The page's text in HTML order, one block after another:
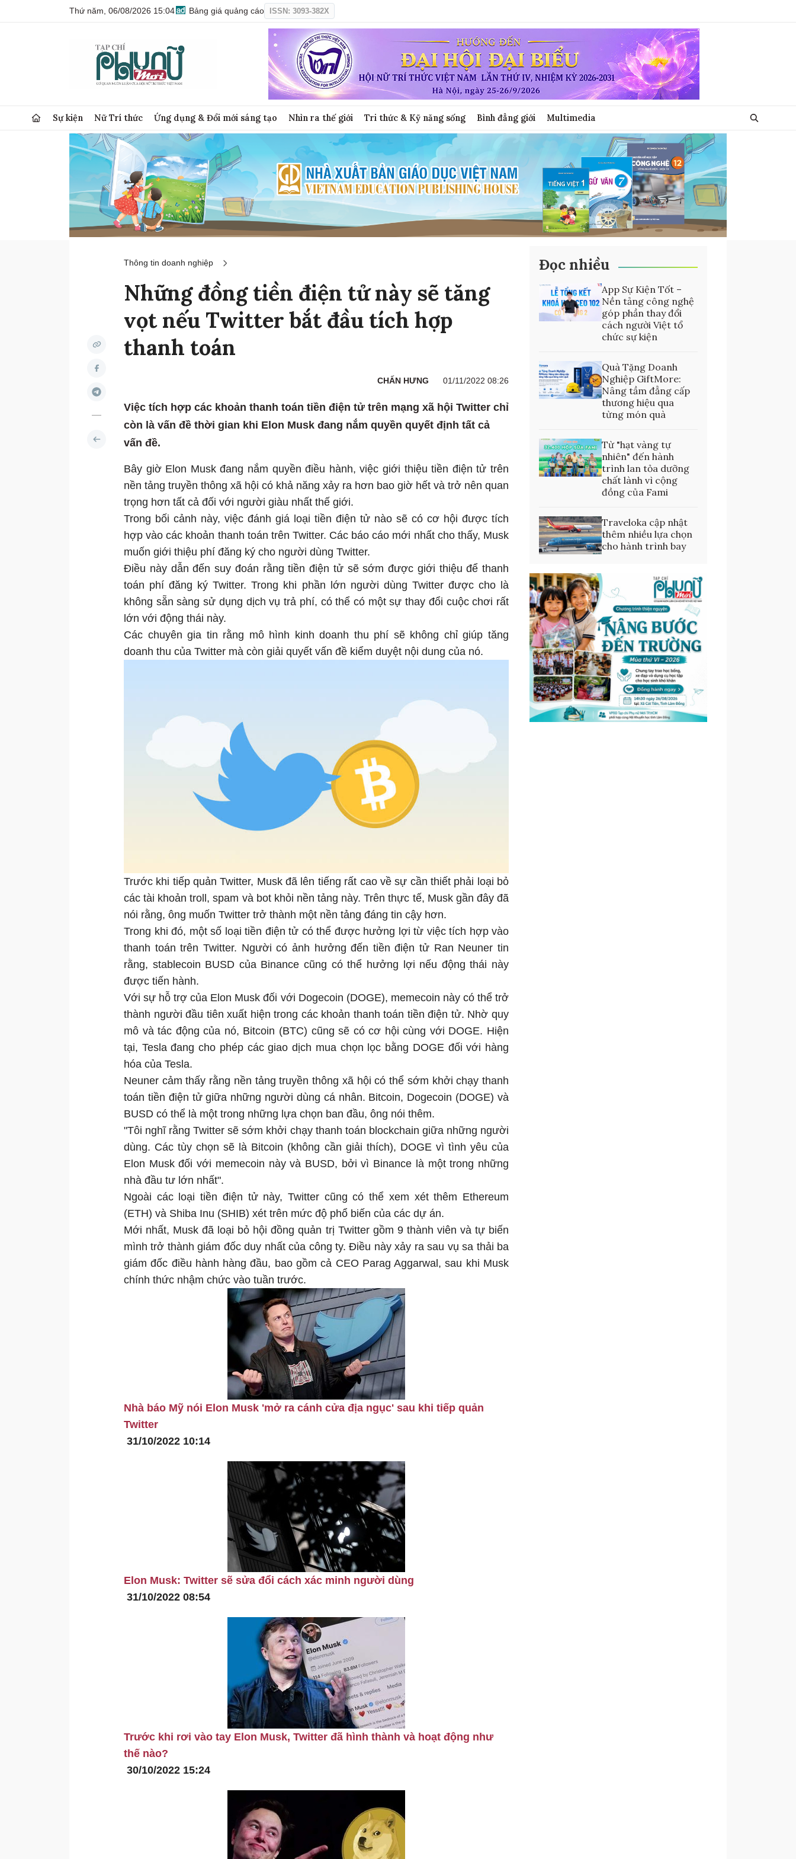
Thứ năm, 06/08/2026 15:04 Bảng giá quảng cáo ISSN: 3093-382X
Sự kiện Nữ Trí thức Ứng dụng & Đổi mới sáng tạo Nhìn ra thế giới Tri thức & Kỹ năng sống Bình đẳng giới Multimedia
Thông tin doanh nghiệp
Những đồng tiền điện tử này sẽ tăng
vọt nếu Twitter bắt đầu tích hợp
thanh toán
CHẤN HƯNG 01/11/2022 08:26
Việc tích hợp các khoản thanh toán tiền điện tử trên mạng xã hội Twitter chỉ
còn là vấn đề thời gian khi Elon Musk đang nắm quyền quyết định tất cả
vấn đề.
Bây giờ Elon Musk đang nắm quyền điều hành, việc giới thiệu tiền điện tử trên
nền tảng truyền thông xã hội có khả năng xảy ra hơn bao giờ hết và trở nên quan
trọng hơn tất cả đối với người giàu nhất thế giới.
Trong bối cảnh này, việc đánh giá loại tiền điện tử nào sẽ có cơ hội được tích
hợp vào các khoản thanh toán trên Twitter. Các báo cáo mới nhất cho thấy, Musk
muốn giới thiệu phí đăng ký cho người dùng Twitter.
Điều này dẫn đến suy đoán rằng tiền điện tử sẽ sớm được giới thiệu để thanh
toán phí đăng ký Twitter. Trong khi phần lớn người dùng Twitter được cho là
không sẵn sàng sử dụng dịch vụ trả phí, có thể có một sự thay đổi cuộc chơi rất
lớn với động thái này.
Các chuyên gia tin rằng mô hình kinh doanh thu phí sẽ không chỉ giúp tăng
doanh thu của Twitter mà còn giải quyết vấn đề kiểm duyệt nội dung của nó.
Trước khi tiếp quản Twitter, Musk đã lên tiếng rất cao về sự cần thiết phải loại bỏ
các tài khoản troll, spam và bot khỏi nền tảng này. Trên thực tế, Musk gần đây đã
nói rằng, ông muốn Twitter trở thành một nền tảng đáng tin cậy hơn.
Trong khi đó, một số loại tiền điện tử có thể được hưởng lợi từ việc tích hợp vào
thanh toán trên Twitter. Người có ảnh hưởng đến tiền điện tử Ran Neuner tin
rằng, stablecoin BUSD của Binance cũng có thể hưởng lợi nếu động thái này
được tiến hành.
Với sự hỗ trợ của Elon Musk đối với Dogecoin (DOGE), memecoin này có thể trở
thành người đầu tiên xuất hiện trong các khoản thanh toán tiền điện tử. Nhờ quy
mô và tác động của nó, Bitcoin (BTC) cũng sẽ có cơ hội cùng với DOGE. Hiện
tại, Tesla đang cho phép các giao dịch mua chọn lọc bằng DOGE đối với hàng
hóa của Tesla.
Neuner cảm thấy rằng nền tảng truyền thông xã hội có thể sớm khởi chạy thanh
toán tiền điện tử giữa những người dùng cá nhân. Bitcoin, Dogecoin (DOGE) và
BUSD có thể là một trong những lựa chọn ban đầu, ông nói thêm.
"Tôi nghĩ rằng Twitter sẽ sớm khởi chạy thanh toán blockchain giữa những người
dùng. Các tùy chọn sẽ là Bitcoin (không cần giải thích), DOGE vì tình yêu của
Elon Musk đối với memecoin này và BUSD, bởi vì Binance là một trong những
nhà đầu tư lớn nhất".
Ngoài các loại tiền điện tử này, Twitter cũng có thể xem xét thêm Ethereum
(ETH) và Shiba Inu (SHIB) xét trên mức độ phổ biến của các dự án.
Mới nhất, Musk đã loại bỏ hội đồng quản trị Twitter gồm 9 thành viên và tự biến
mình trở thành giám đốc duy nhất của công ty. Điều này xảy ra sau vụ sa thải ba
giám đốc điều hành hàng đầu, bao gồm cả CEO Parag Aggarwal, sau khi Musk
chính thức nhậm chức vào tuần trước.
Nhà báo Mỹ nói Elon Musk 'mở ra cánh cửa địa ngục' sau khi tiếp quản
Twitter
31/10/2022 10:14
Elon Musk: Twitter sẽ sửa đổi cách xác minh người dùng
31/10/2022 08:54
Trước khi rơi vào tay Elon Musk, Twitter đã hình thành và hoạt động như
thế nào?
30/10/2022 15:24
Đọc nhiều
App Sự Kiện Tốt –
Nền tảng công nghệ
góp phần thay đổi
cách người Việt tổ
chức sự kiện
Quà Tặng Doanh
Nghiệp GiftMore:
Nâng tầm đẳng cấp
thương hiệu qua
từng món quà
Từ "hạt vàng tự
nhiên" đến hành
trình lan tỏa dưỡng
chất lành vì cộng
đồng của Fami
Traveloka cập nhật
thêm nhiều lựa chọn
cho hành trình bay